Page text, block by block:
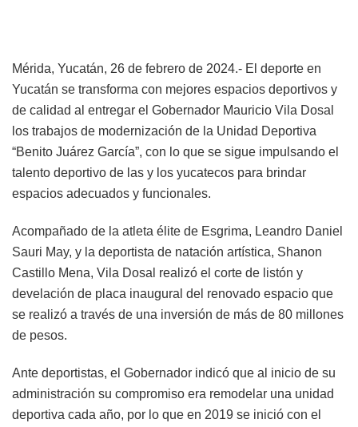
Mérida, Yucatán, 26 de febrero de 2024.- El deporte en
Yucatán se transforma con mejores espacios deportivos y
de calidad al entregar el Gobernador Mauricio Vila Dosal
los trabajos de modernización de la Unidad Deportiva
“Benito Juárez García”, con lo que se sigue impulsando el
talento deportivo de las y los yucatecos para brindar
espacios adecuados y funcionales.
Acompañado de la atleta élite de Esgrima, Leandro Daniel
Sauri May, y la deportista de natación artística, Shanon
Castillo Mena, Vila Dosal realizó el corte de listón y
develación de placa inaugural del renovado espacio que
se realizó a través de una inversión de más de 80 millones
de pesos.
Ante deportistas, el Gobernador indicó que al inicio de su
administración su compromiso era remodelar una unidad
deportiva cada año, por lo que en 2019 se inició con el